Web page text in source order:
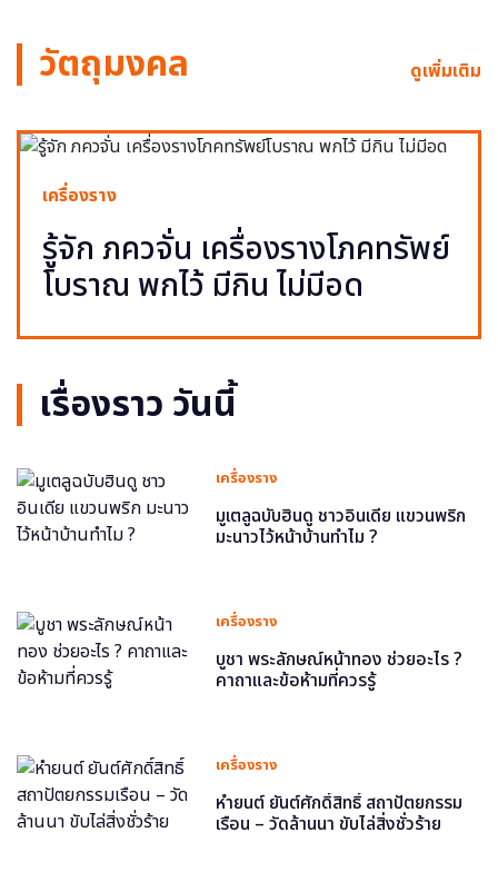
วัตถุมงคล ดูเพิ่มเติม
เครื่องราง
รู้จัก ภควจั่น เครื่องรางโภคทรัพย์
โบราณ พกไว้ มีกิน ไม่มีอด
เรื่องราว วันนี้
เครื่องราง
มูเตลูฉบับฮินดู ชาวอินเดีย แขวนพริก
มะนาวไว้หน้าบ้านทำไม ?
เครื่องราง
บูชา พระลักษณ์หน้าทอง ช่วยอะไร ?
คาถาและข้อห้ามที่ควรรู้
เครื่องราง
หำยนต์ ยันต์ศักดิ์สิทธิ์ สถาปัตยกรรม
เรือน – วัดล้านนา ขับไล่สิ่งชั่วร้าย